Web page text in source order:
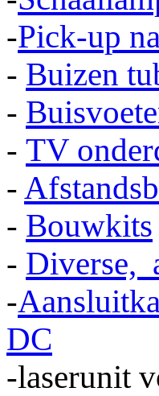
-Pick-up
- Buizen
-
- TV
-
- Bouwkits
- Diverse,
-
DC
-laserunit